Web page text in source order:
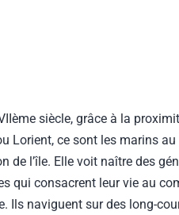
siècle, grâce à la
Lorient, ce sont les marins
de l’île. Elle voit naître des
qui consacrent leur vie au
Ils naviguent sur des long-